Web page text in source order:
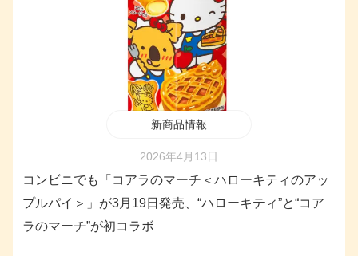
新商品情報
2026年4月13日
コンビニでも「コアラのマーチ＜ハローキティのアッ
プルパイ＞」が3月19日発売、“ハローキティ”と“コア
ラのマーチ”が初コラボ